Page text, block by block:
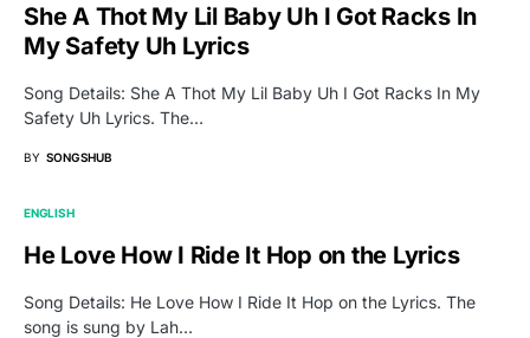
She A Thot My Lil Baby Uh I Got Racks In
My Safety Uh Lyrics
Song Details: She A Thot My Lil Baby Uh I Got Racks In My
Safety Uh Lyrics. The…
BY SONGSHUB
ENGLISH
He Love How I Ride It Hop on the Lyrics
Song Details: He Love How I Ride It Hop on the Lyrics. The
song is sung by Lah…